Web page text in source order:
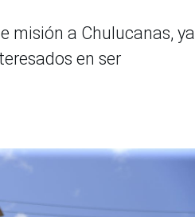
misión a Chulucanas, ya
en ser